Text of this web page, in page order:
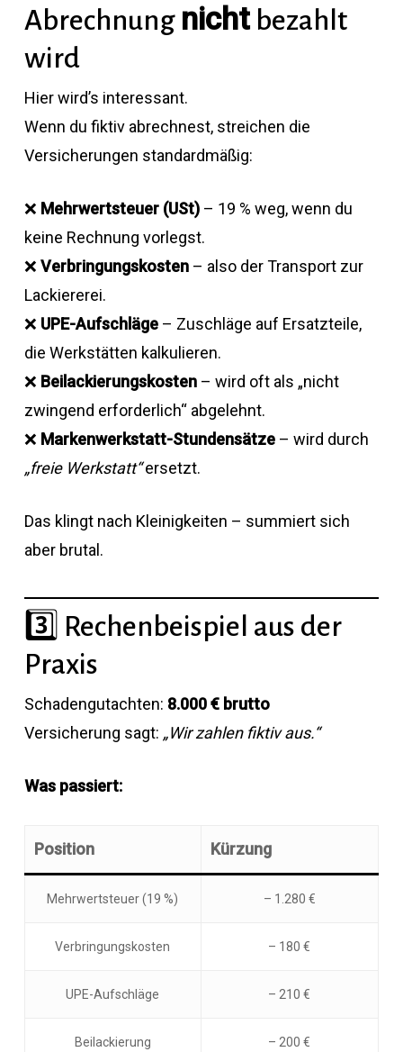
Abrechnung nichtbezahlt
wird
Hier wird’s interessant.
Wenn du fiktiv abrechnest, streichen die
Versicherungen standardmäßig:
❌ Mehrwertsteuer (USt)– 19 % weg, wenn du
keine Rechnung vorlegst.
❌ Verbringungskosten– also der Transport zur
Lackiererei.
❌ UPE-Aufschläge– Zuschläge auf Ersatzteile,
die Werkstätten kalkulieren.
❌ Beilackierungskosten– wird oft als „nicht
zwingend erforderlich“ abgelehnt.
❌ Markenwerkstatt-Stundensätze– wird durch
„freie Werkstatt“ersetzt.
Das klingt nach Kleinigkeiten – summiert sich
aber brutal.
3️⃣ Rechenbeispiel aus der
Praxis
Schadengutachten: 8.000 € brutto
Versicherung sagt: „Wir zahlen fiktiv aus.“
Was passiert:
Position Kürzung
Mehrwertsteuer (19 %) – 1.280 €
Verbringungskosten – 180 €
UPE-Aufschläge – 210 €
Beilackierung – 200 €